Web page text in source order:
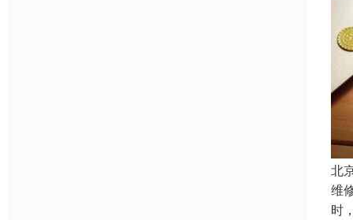
北
维
时